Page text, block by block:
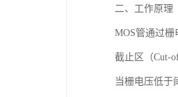
二、工作原理
MOS管通过栅
截止区（Cut-
当栅电压低于